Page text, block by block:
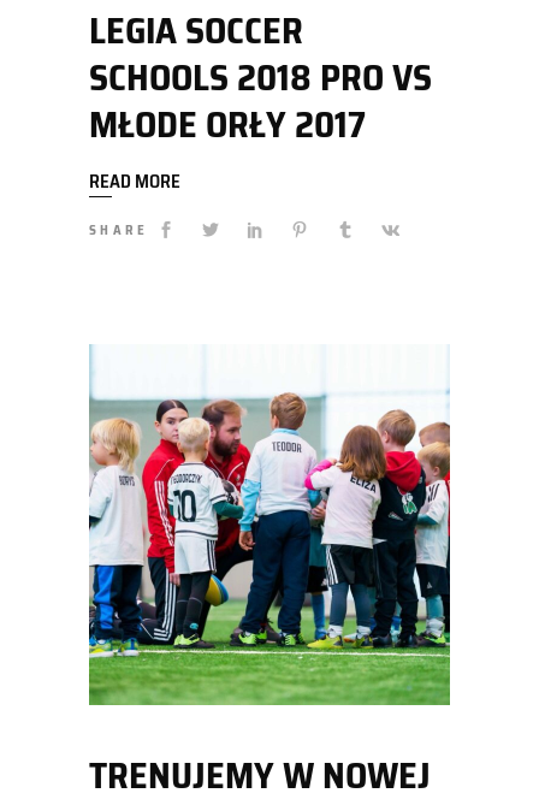
LEGIA SOCCER
SCHOOLS 2018 PRO VS
MŁODE ORŁY 2017
READ MORE
SHARE
TRENUJEMY W NOWEJ